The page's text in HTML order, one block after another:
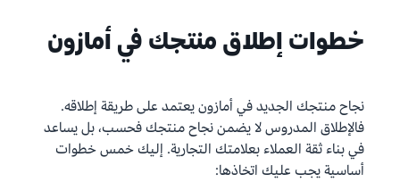
خطوات إطلاق منتجك في أمازون
نجاح منتجك الجديد في أمازون يعتمد على طريقة إطلاقه.
فالإطلاق المدروس لا يضمن نجاح منتجك فحسب، بل يساعد
في بناء ثقة العملاء بعلامتك التجارية. إليك خمس خطوات
أساسية يجب عليك اتخاذها: